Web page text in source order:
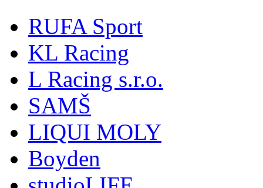
RUFA Sport
KL Racing
L Racing s.r.o.
SAMŠ
LIQUI MOLY
Boyden